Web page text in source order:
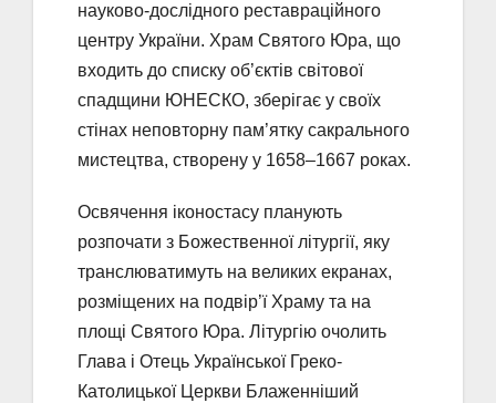
науково-дослідного реставраційного
центру України. Храм Святого Юра, що
входить до списку об’єктів світової
спадщини ЮНЕСКО, зберігає у своїх
стінах неповторну пам’ятку сакрального
мистецтва, створену у 1658–1667 роках.
Освячення іконостасу планують
розпочати з Божественної літургії, яку
транслюватимуть на великих екранах,
розміщених на подвір’ї Храму та на
площі Святого Юра. Літургію очолить
Глава і Отець Української Греко-
Католицької Церкви Блаженніший